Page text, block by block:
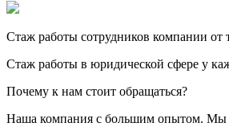
Стаж работы сотрудников компании от
Стаж работы в юридической сфере у
Почему к нам стоит обращаться?
Наша компания с большим опытом. Мы